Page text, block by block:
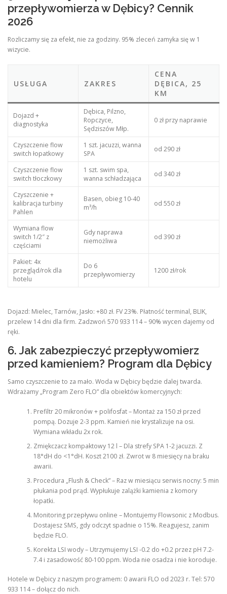
przepływomierza w Dębicy? Cennik
2026
Rozliczamy się za efekt, nie za godziny. 95% zleceń zamyka się w 1
wizycie.
USŁUGA ZAKRES
CENA
DĘBICA, 25
KM
Dojazd +
diagnostyka
Dębica, Pilzno,
Ropczyce,
Sędziszów Młp.
0 zł przy naprawie
Czyszczenie flow
switch łopatkowy
1 szt. jacuzzi, wanna
SPA
od 290 zł
Czyszczenie flow
switch tłoczkowy
1 szt. swim spa,
wanna schładzająca
od 340 zł
Czyszczenie +
kalibracja turbiny
Pahlen
Basen, obieg 10-40
m³/h
od 550 zł
Wymiana flow
switch 1/2″ z
częściami
Gdy naprawa
niemożliwa
od 390 zł
Pakiet: 4x
przegląd/rok dla
hotelu
Do 6
przepływomierzy
1200 zł/rok
Dojazd: Mielec, Tarnów, Jasło: +80 zł. FV 23%. Płatność terminal, BLIK,
przelew 14 dni dla firm. Zadzwoń 570 933 114 – 90% wycen dajemy od
ręki.
6. Jak zabezpieczyć przepływomierz
przed kamieniem? Program dla Dębicy
Samo czyszczenie to za mało. Woda w Dębicy będzie dalej twarda.
Wdrażamy „Program Zero FLO” dla obiektów komercyjnych:
Prefiltr 20 mikronów + polifosfat – Montaż za 150 zł przed
pompą. Dozuje 2-3 ppm. Kamień nie krystalizuje na osi.
Wymiana wkładu 2x rok.
Zmiękczacz kompaktowy 12 l – Dla strefy SPA 1-2 jacuzzi. Z
18°dH do <1°dH. Koszt 2100 zł. Zwrot w 8 miesięcy na braku
awarii.
Procedura „Flush & Check” – Raz w miesiącu serwis nocny: 5 min
płukania pod prąd. Wypłukuje zalążki kamienia z komory
łopatki.
Monitoring przepływu online – Montujemy Flowsonic z Modbus.
Dostajesz SMS, gdy odczyt spadnie o 15%. Reagujesz, zanim
będzie FLO.
Korekta LSI wody – Utrzymujemy LSI -0.2 do +0.2 przez pH 7.2-
7.4 i zasadowość 80-100 ppm. Woda nie osadza i nie koroduje.
Hotele w Dębicy z naszym programem: 0 awarii FLO od 2023 r. Tel: 570
933 114 – dołącz do nich.